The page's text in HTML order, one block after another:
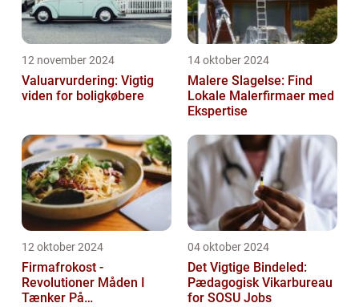
12 november 2024
Valuarvurdering: Vigtig
viden for boligkøbere
14 oktober 2024
Malere Slagelse: Find
Lokale Malerfirmaer med
Ekspertise
12 oktober 2024
Firmafrokost -
Revolutioner Måden I
Tænker På
04 oktober 2024
Det Vigtige Bindeled:
Pædagogisk Vikarbureau
for SOSU Jobs